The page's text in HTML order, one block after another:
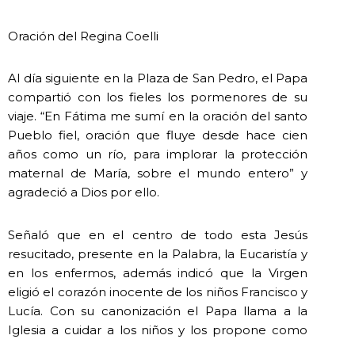
Oración del Regina Coelli
Al día siguiente en la Plaza de San Pedro, el Papa
compartió con los fieles los pormenores de su
viaje. “En Fátima me sumí en la oración del santo
Pueblo fiel, oración que fluye desde hace cien
años como un río, para implorar la protección
maternal de María, sobre el mundo entero” y
agradeció a Dios por ello.
Señaló que en el centro de todo esta Jesús
resucitado, presente en la Palabra, la Eucaristía y
en los enfermos, además indicó que la Virgen
eligió el corazón inocente de los niños Francisco y
Lucía. Con su canonización el Papa llama a la
Iglesia a cuidar a los niños y los propone como